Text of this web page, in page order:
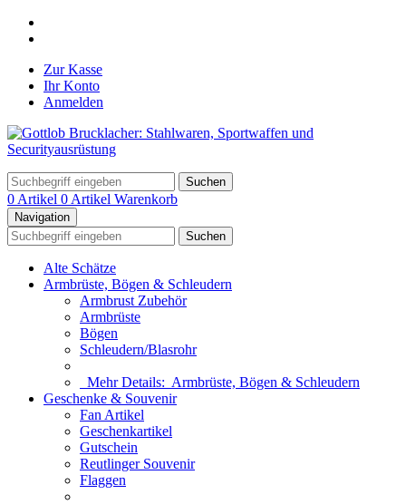
Zur Kasse
Ihr Konto
Anmelden
Suchen
0 Artikel 0 Artikel Warenkorb
Navigation
Suchen
Alte Schätze
Armbrüste, Bögen & Schleudern
Armbrust Zubehör
Armbrüste
Bögen
Schleudern/Blasrohr
Mehr Details: Armbrüste, Bögen & Schleudern
Geschenke & Souvenir
Fan Artikel
Geschenkartikel
Gutschein
Reutlinger Souvenir
Flaggen